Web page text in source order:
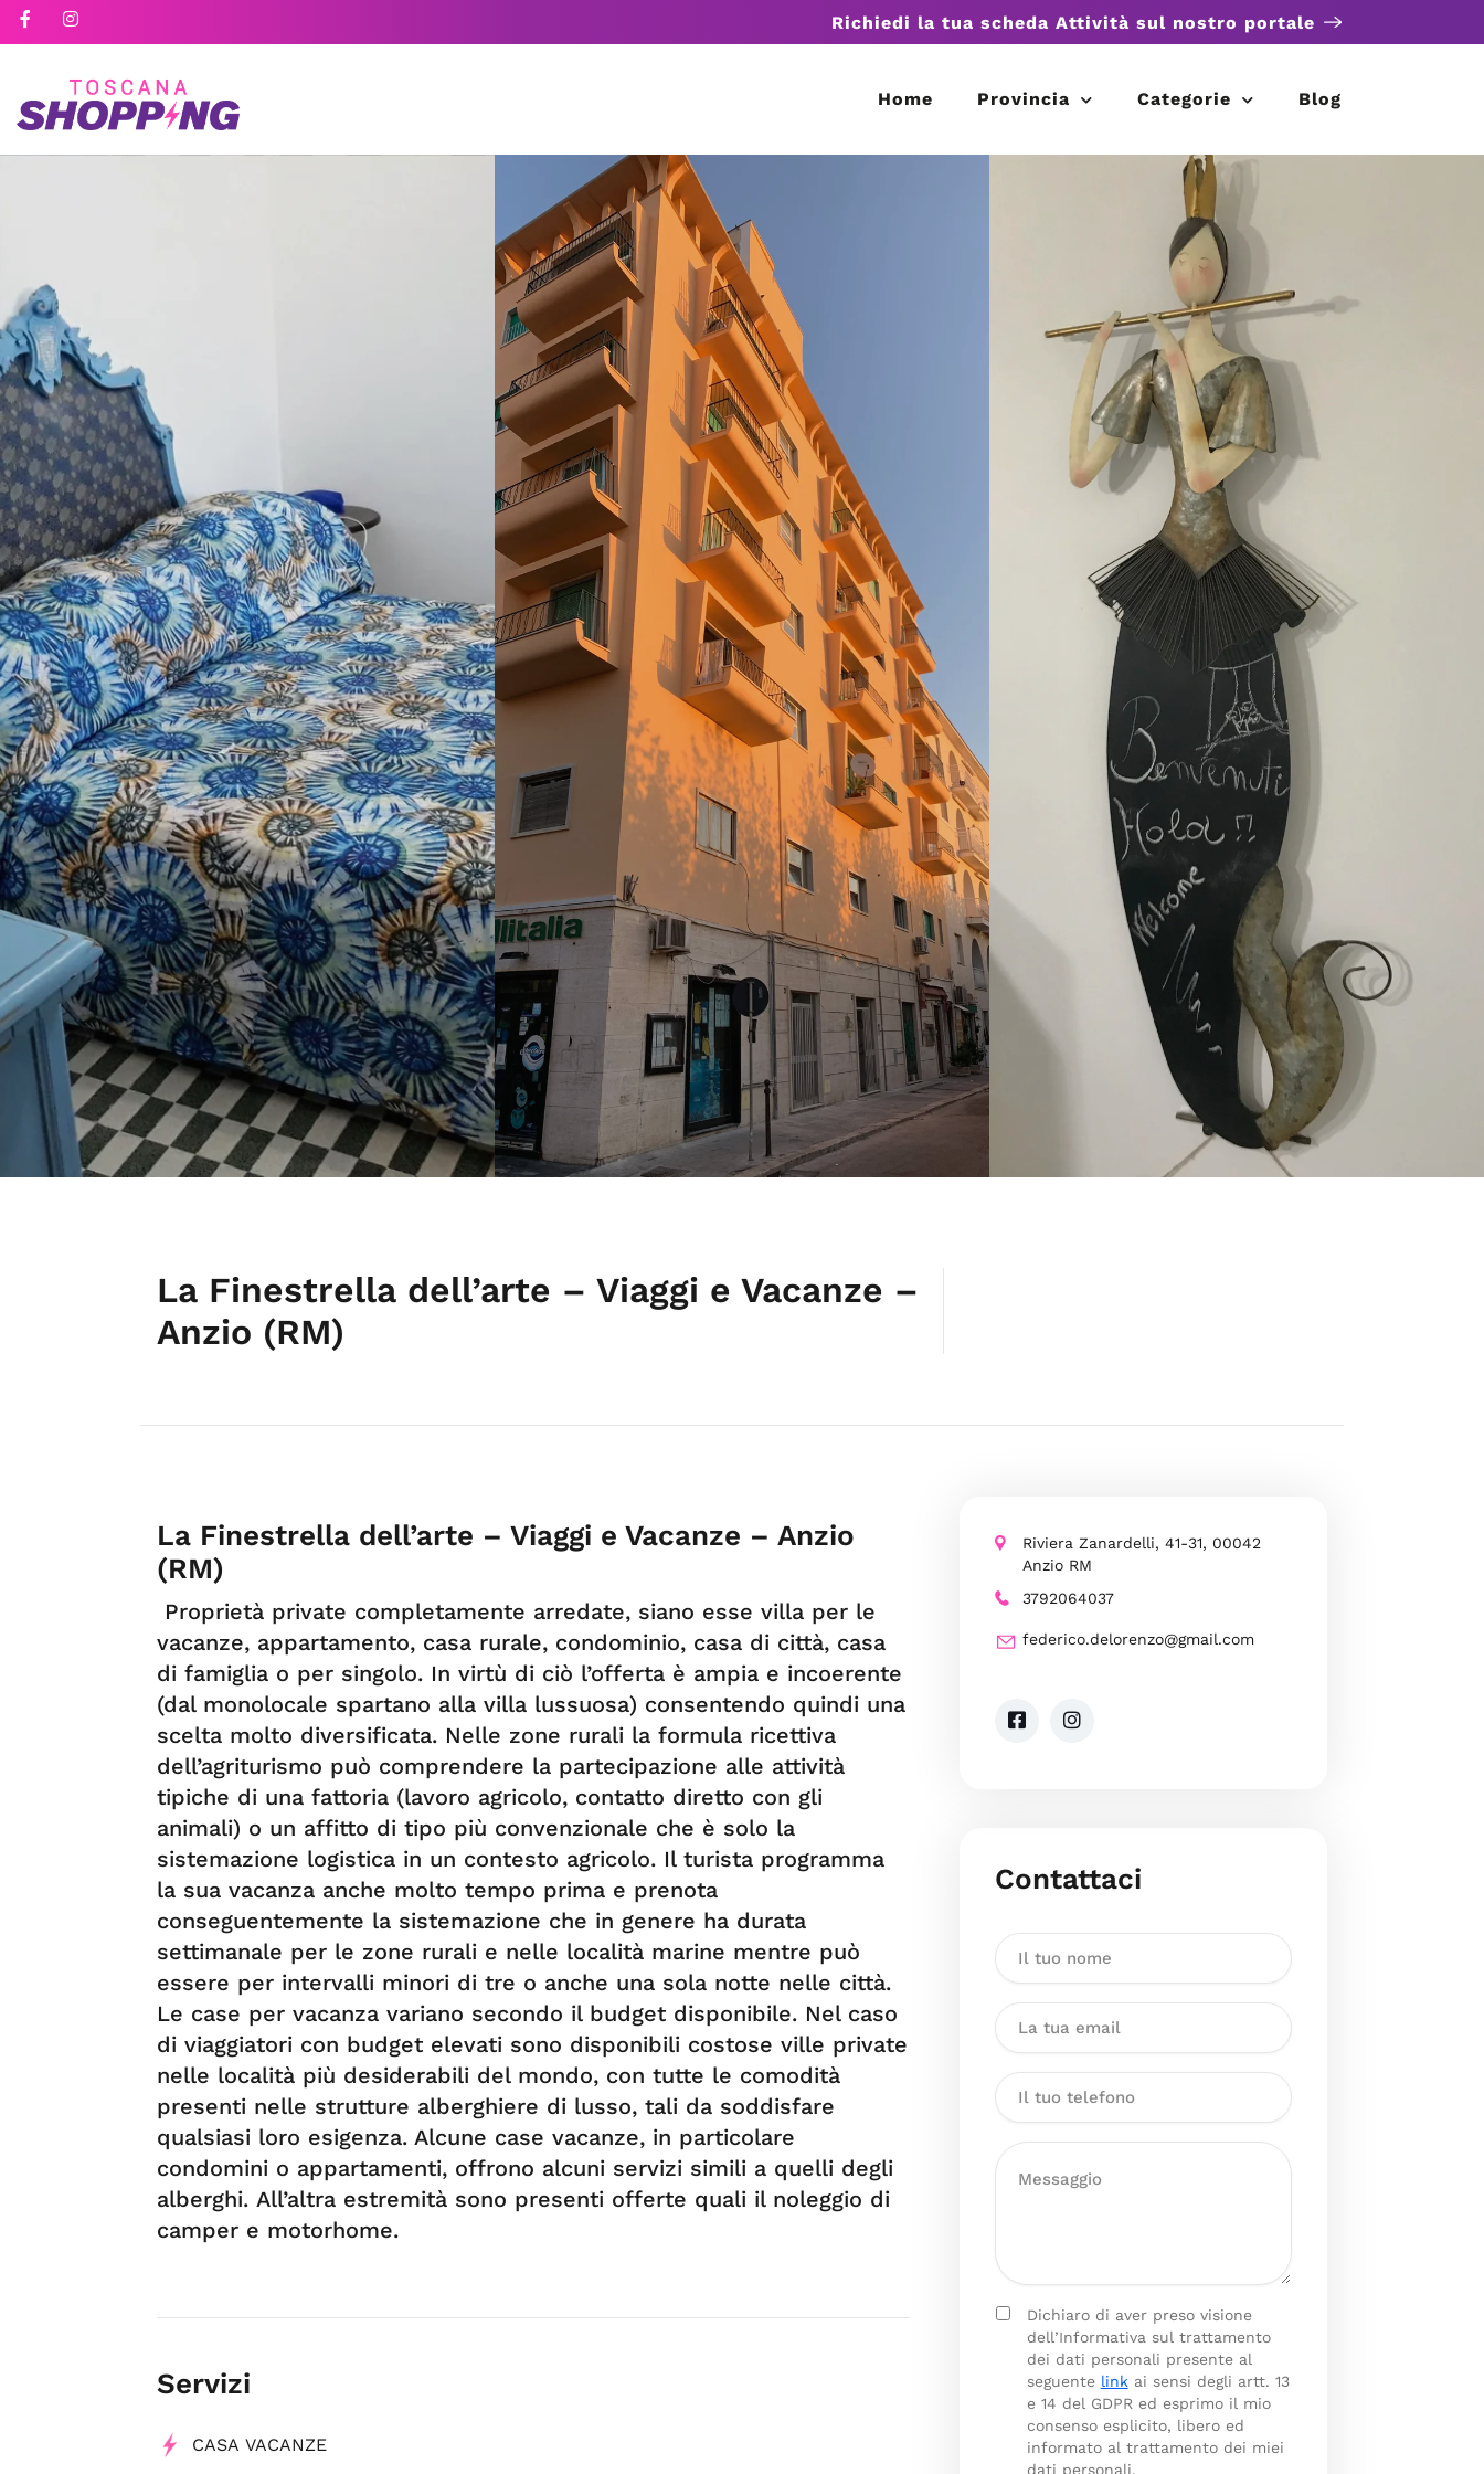
Richiedi la tua scheda Attività sul nostro portale
Home Provincia Categorie Blog
La Finestrella dell’arte – Viaggi e Vacanze –
Anzio (RM)
La Finestrella dell’arte – Viaggi e Vacanze – Anzio
(RM)
Proprietà private completamente arredate, siano esse villa per le
vacanze, appartamento, casa rurale, condominio, casa di città, casa
di famiglia o per singolo. In virtù di ciò l’offerta è ampia e incoerente
(dal monolocale spartano alla villa lussuosa) consentendo quindi una
scelta molto diversificata. Nelle zone rurali la formula ricettiva
dell’agriturismo può comprendere la partecipazione alle attività
tipiche di una fattoria (lavoro agricolo, contatto diretto con gli
animali) o un affitto di tipo più convenzionale che è solo la
sistemazione logistica in un contesto agricolo. Il turista programma
la sua vacanza anche molto tempo prima e prenota
conseguentemente la sistemazione che in genere ha durata
settimanale per le zone rurali e nelle località marine mentre può
essere per intervalli minori di tre o anche una sola notte nelle città.
Le case per vacanza variano secondo il budget disponibile. Nel caso
di viaggiatori con budget elevati sono disponibili costose ville private
nelle località più desiderabili del mondo, con tutte le comodità
presenti nelle strutture alberghiere di lusso, tali da soddisfare
qualsiasi loro esigenza. Alcune case vacanze, in particolare
condomini o appartamenti, offrono alcuni servizi simili a quelli degli
alberghi. All’altra estremità sono presenti offerte quali il noleggio di
camper e motorhome.
Servizi
CASA VACANZE
Riviera Zanardelli, 41-31, 00042
Anzio RM
3792064037
federico.delorenzo@gmail.com
Contattaci
Dichiaro di aver preso visione
dell’Informativa sul trattamento
dei dati personali presente al
seguente linkai sensi degli artt. 13
e 14 del GDPR ed esprimo il mio
consenso esplicito, libero ed
informato al trattamento dei miei
dati personali.